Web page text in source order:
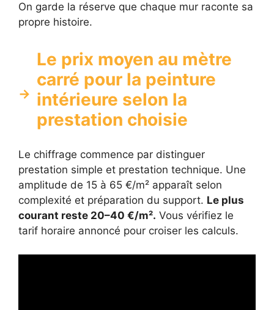
On garde la réserve que chaque mur raconte sa
propre histoire.
Le prix moyen au mètre
carré pour la peinture
intérieure selon la
prestation choisie
Le chiffrage commence par distinguer
prestation simple et prestation technique. Une
amplitude de 15 à 65 €/m² apparaît selon
complexité et préparation du support. Le plus
courant reste 20–40 €/m². Vous vérifiez le
tarif horaire annoncé pour croiser les calculs.